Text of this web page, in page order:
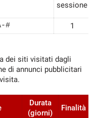
sessione
# 1
dei siti visitati dagli
di annunci pubblicitari
Durata
(giorni)
Finalità